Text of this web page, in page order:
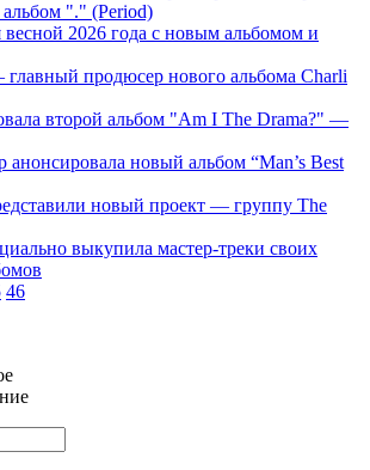
альбом "." (Period)
2026 года с новым альбомом и
продюсер нового альбома Charli
второй альбом "Am I The Drama?" —
анонсировала новый альбом “Man’s Best
новый проект — группу The
выкупила мастер-треки своих
46